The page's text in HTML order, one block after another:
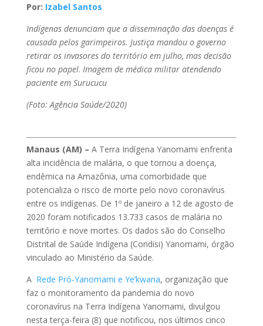
Por: Izabel Santos
Indígenas denunciam que a disseminação das doenças é
causada pelos garimpeiros. Justiça mandou o governo
retirar os invasores do território em julho, mas decisão
ficou no papel. Imagem de médica militar atendendo
paciente em Surucucu
(Foto: Agência Saúde/2020)
Manaus (AM) – A Terra Indígena Yanomami enfrenta
alta incidência de malária, o que tornou a doença,
endêmica na Amazônia, uma comorbidade que
potencializa o risco de morte pelo novo coronavírus
entre os indígenas. De 1º de janeiro a 12 de agosto de
2020 foram notificados 13.733 casos de malária no
território e nove mortes. Os dados são do Conselho
Distrital de Saúde Indígena (Condisi) Yanomami, órgão
vinculado ao Ministério da Saúde.
A Rede Pró-Yanomami e Ye’kwana, organização que
faz o monitoramento da pandemia do novo
coronavírus na Terra Indígena Yanomami, divulgou
nesta terça-feira (8) que notificou, nos últimos cinco